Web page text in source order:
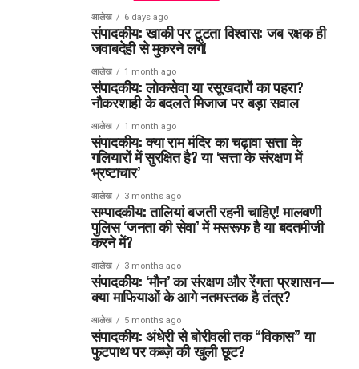
आलेख 6 days ago
संपादकीय: खाकी पर टूटता विश्वास: जब रक्षक ही
जवाबदेही से मुकरने लगें!
आलेख 1 month ago
संपादकीय: लोकसेवा या रसूखदारों का पहरा?
नौकरशाही के बदलते मिजाज पर बड़ा सवाल
आलेख 1 month ago
संपादकीय: क्या राम मंदिर का चढ़ावा सत्ता के
गलियारों में सुरक्षित है? या ‘सत्ता के संरक्षण में
भ्रष्टाचार’
आलेख 3 months ago
सम्पादकीय: तालियां बजती रहनी चाहिए! मालवणी
पुलिस ‘जनता की सेवा’ में मसरूफ है या बदतमीजी
करने में?
आलेख 3 months ago
संपादकीय: ‘मौन’ का संरक्षण और रेंगता प्रशासन—
क्या माफियाओं के आगे नतमस्तक है तंत्र?
आलेख 5 months ago
संपादकीय: अंधेरी से बोरीवली तक “विकास” या
फुटपाथ पर कब्ज़े की खुली छूट?